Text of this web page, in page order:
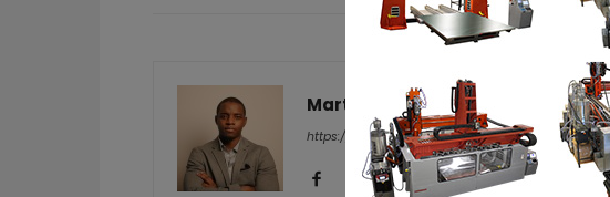
Martial Y.
https://additive-talks.com/